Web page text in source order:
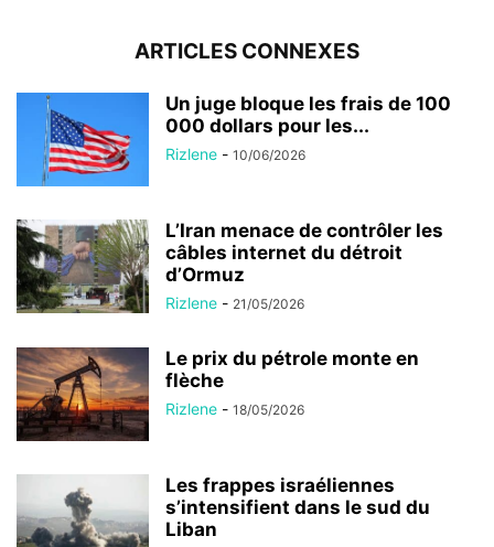
ARTICLES CONNEXES
Un juge bloque les frais de 100
000 dollars pour les...
Rizlene - 10/06/2026
L’Iran menace de contrôler les
câbles internet du détroit
d’Ormuz
Rizlene - 21/05/2026
Le prix du pétrole monte en
flèche
Rizlene - 18/05/2026
Les frappes israéliennes
s’intensifient dans le sud du
Liban